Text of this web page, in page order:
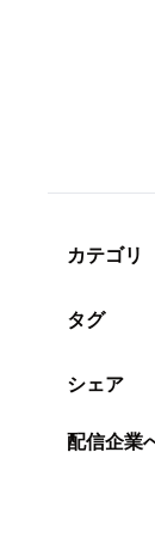
カテゴリ
タグ
シェア
配信企業